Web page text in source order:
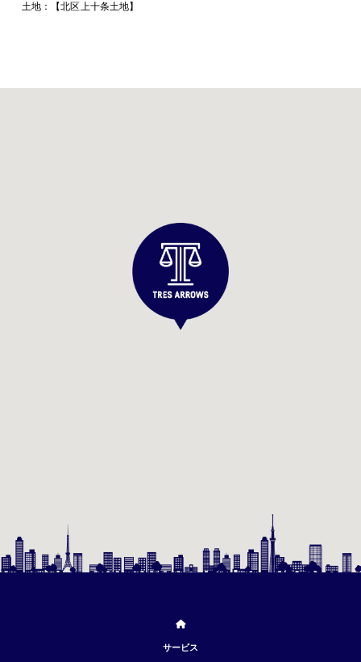
土地：【北区上十条土地】
サービス